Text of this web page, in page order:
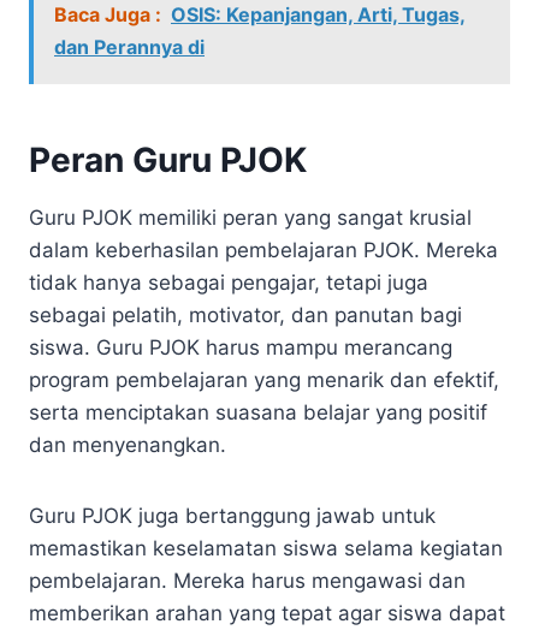
Baca Juga : OSIS: Kepanjangan, Arti, Tugas,
dan Perannya di
Peran Guru PJOK
Guru PJOK memiliki peran yang sangat krusial
dalam keberhasilan pembelajaran PJOK. Mereka
tidak hanya sebagai pengajar, tetapi juga
sebagai pelatih, motivator, dan panutan bagi
siswa. Guru PJOK harus mampu merancang
program pembelajaran yang menarik dan efektif,
serta menciptakan suasana belajar yang positif
dan menyenangkan.
Guru PJOK juga bertanggung jawab untuk
memastikan keselamatan siswa selama kegiatan
pembelajaran. Mereka harus mengawasi dan
memberikan arahan yang tepat agar siswa dapat